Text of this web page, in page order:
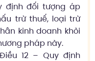
định đối tượng áp
trừ thuế, loại trừ
kinh doanh khỏi
pháp này.
12 – Quy định